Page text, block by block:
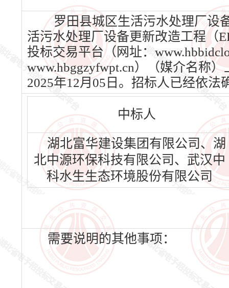
罗田县城区生活污水处理厂设
活污水处理厂设备更新改造工程（
投标交易平台（网址：
www.hbggzyfwpt.cn）（媒介名称
2025年12月05日。招标人已经依
中标人
湖北富华建设集团有限公司、湖
北中源环保科技有限公司、武汉中
科水生生态环境股份有限公司
需要说明的其他事项：